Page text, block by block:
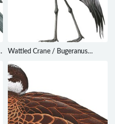
Wattled Crane / Bugeranus